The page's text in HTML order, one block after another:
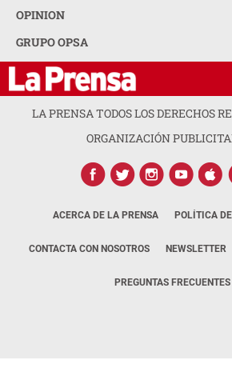
OPINION
GRUPO OPSA
LA PRENSA TODOS LOS DERECHOS
ORGANIZACIÓN
ACERCA DE LA PRENSA POLÍTICA
CONTACTA CON NOSOTROS NEWSLETTER
PREGUNTAS FRECUENTES